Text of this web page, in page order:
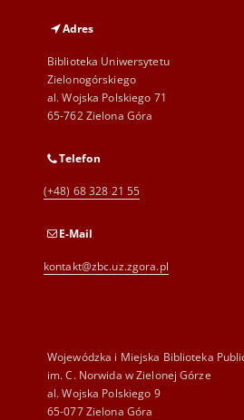
Adres
Biblioteka Uniwersytetu
Zielonogórskiego
al. Wojska Polskiego 71
65-762 Zielona Góra
Telefon
(+48) 68 328 21 55
E-Mail
kontakt@zbc.uz.zgora.pl
Wojewódzka i Miejska Biblioteka
im. C. Norwida w Zielonej Górze
al. Wojska Polskiego 9
65-077 Zielona Góra